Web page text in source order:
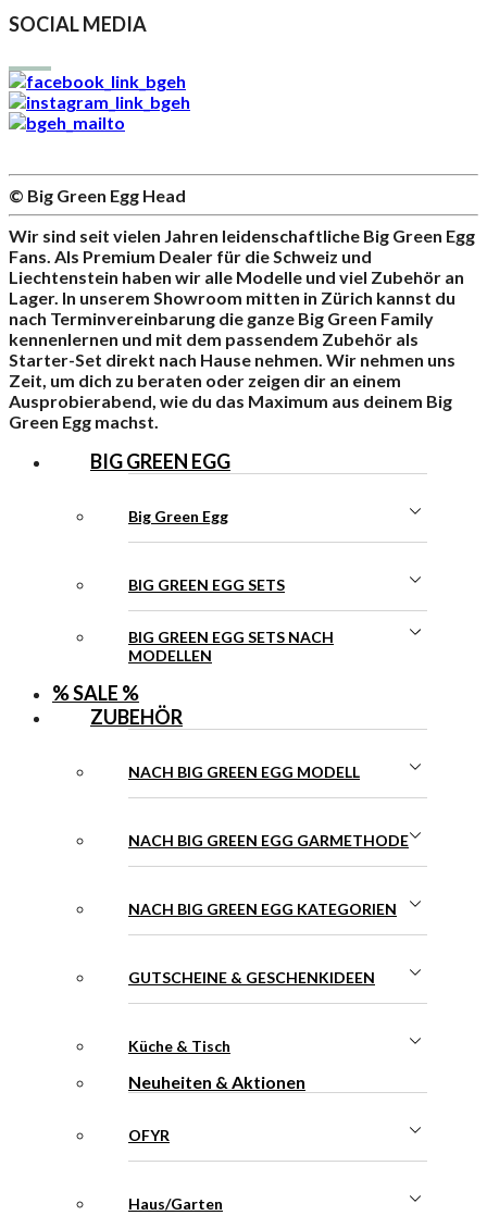
SOCIAL MEDIA
© Big Green Egg Head
Wir sind seit vielen Jahren leidenschaftliche Big Green Egg
Fans. Als Premium Dealer für die Schweiz und
Liechtenstein haben wir alle Modelle und viel Zubehör an
Lager. In unserem Showroom mitten in Zürich kannst du
nach Terminvereinbarung die ganze Big Green Family
kennenlernen und mit dem passendem Zubehör als
Starter-Set direkt nach Hause nehmen. Wir nehmen uns
Zeit, um dich zu beraten oder zeigen dir an einem
Ausprobierabend, wie du das Maximum aus deinem Big
Green Egg machst.
BIG GREEN EGG
Big Green Egg
BIG GREEN EGG SETS
BIG GREEN EGG SETS NACH
MODELLEN
% SALE %
ZUBEHÖR
NACH BIG GREEN EGG MODELL
NACH BIG GREEN EGG GARMETHODE
NACH BIG GREEN EGG KATEGORIEN
GUTSCHEINE & GESCHENKIDEEN
Küche & Tisch
Neuheiten & Aktionen
OFYR
Haus/Garten